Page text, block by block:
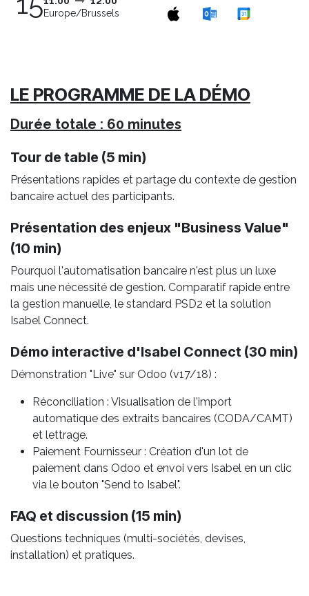
Europe/Brussels
LE PROGRAMME DE LA DÉMO
Durée totale : 60 minutes
Tour de table (5 min)
Présentations rapides et partage du contexte de gestion
bancaire actuel des participants.
Présentation des enjeux "Business Value"
(10 min)
Pourquoi l'automatisation bancaire n'est plus un luxe
mais une nécessité de gestion. Comparatif rapide entre
la gestion manuelle, le standard PSD2 et la solution
Isabel Connect.
Démo interactive d'Isabel Connect (30 min)
Démonstration "Live" sur Odoo (v17/18) :
Réconciliation : Visualisation de l'import
automatique des extraits bancaires (CODA/CAMT)
et lettrage.
Paiement Fournisseur : Création d'un lot de
paiement dans Odoo et envoi vers Isabel en un clic
via le bouton "Send to Isabel".
FAQ et discussion (15 min)
Questions techniques (multi-sociétés, devises,
installation) et pratiques.